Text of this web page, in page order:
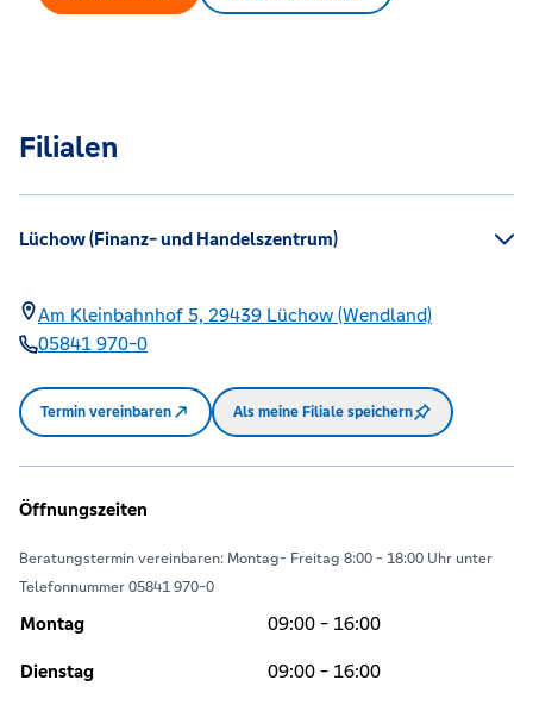
Filialen
Lüchow (Finanz- und Handelszentrum)
Am Kleinbahnhof 5, 29439 Lüchow (Wendland)
05841 970-0
Termin vereinbaren Als meine Filiale speichern
Öffnungszeiten
Beratungstermin vereinbaren: Montag- Freitag 8:00 - 18:00 Uhr unter
Telefonnummer 05841 970-0
Montag 09:00 - 16:00
Dienstag 09:00 - 16:00